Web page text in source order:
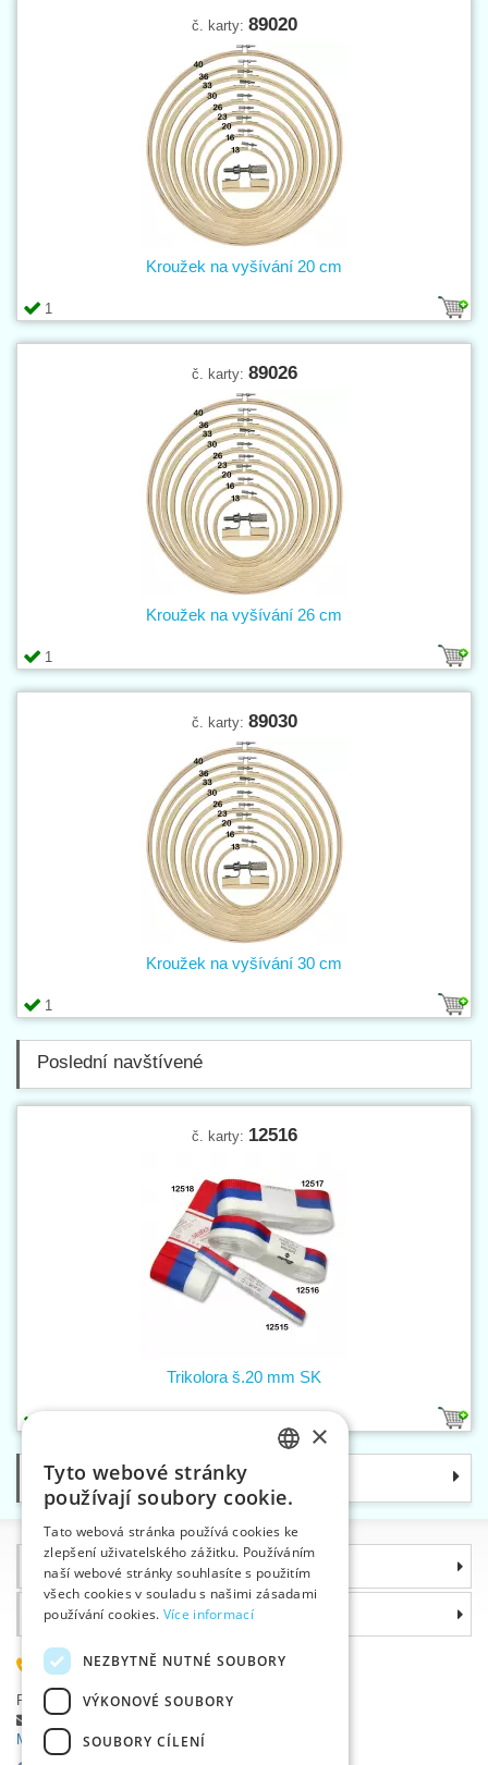
č. karty: 89020
1
Kroužek na vyšívání 20 cm
č. karty: 89026
1
Kroužek na vyšívání 26 cm
č. karty: 89030
1
Kroužek na vyšívání 30 cm
Poslední navštívené
č. karty: 12516
Trikolora š.20 mm SK
Kategorie
Informace
Proč si zvolit právě nás
585 051 217
Plzeňská 868, 783 91 Uničov, Česká republika
Položit dotaz
Máte problémy s přihlášením ?
ENGLISH
GERMAN
×
Tyto webové stránky
používají soubory cookie.
Tato webová stránka používá cookies ke
zlepšení uživatelského zážitku. Používáním
naší webové stránky souhlasíte s použitím
všech cookies v souladu s našimi zásadami
používání cookies. Více informací
NEZBYTNĚ NUTNÉ SOUBORY
VÝKONOVÉ SOUBORY
SOUBORY CÍLENÍ